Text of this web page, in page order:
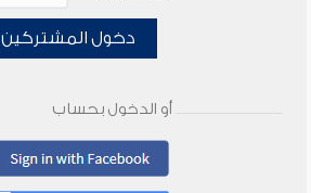
دخول المشتركين
أو الدخول بحساب